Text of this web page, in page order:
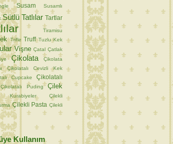
Susam Susamlı
Sütlü Tatlılar Tartlar
Tiramisu
Trifle Truff Tuzlu Kek
Vişne Çatal Çatlak
Çikolata
Çikolata
Çikolatalı Cevizli Kek
Cupcake
Çikolatalı
Çikolatalı Puding Çilek
Kurabiyeler
Çilekli
Çilekli Pasta Çilekli
Kullanım